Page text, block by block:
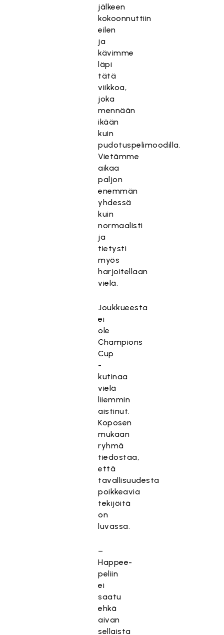
jälkeen
kokoonnuttiin
eilen
ja
kävimme
läpi
tätä
viikkoa,
joka
mennään
ikään
kuin
pudotuspelimoodilla.
Vietämme
aikaa
paljon
enemmän
yhdessä
kuin
normaalisti
ja
tietysti
myös
harjoitellaan
vielä.
Joukkueesta
ei
ole
Champions
Cup
-
kutinaa
vielä
liiemmin
aistinut.
Koposen
mukaan
ryhmä
tiedostaa,
että
tavallisuudesta
poikkeavia
tekijöitä
on
luvassa.
–
Happee-
peliin
ei
saatu
ehkä
aivan
sellaista